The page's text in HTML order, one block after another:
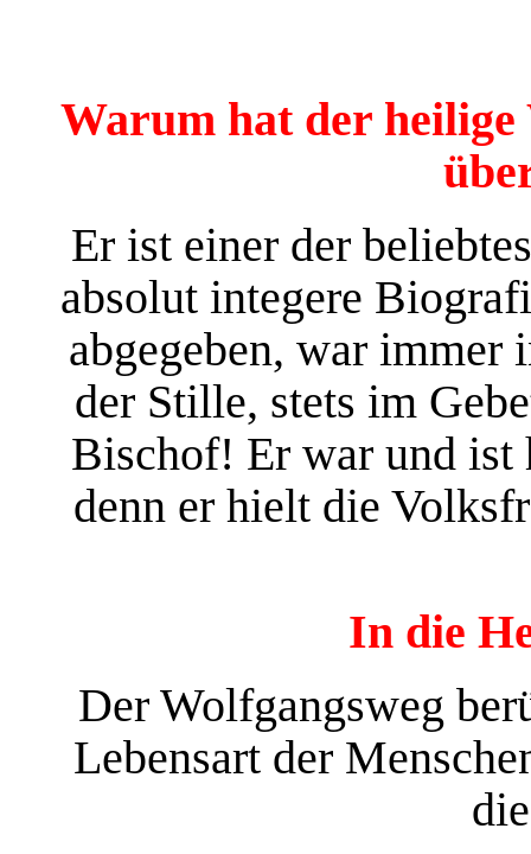
Warum hat der heilige
Er ist einer der
absolut integere
abgegeben, war immer
der Stille, stets im
Bischof! Er war und ist
denn er hielt die
In die
Der Wolfgangsweg
Lebensart der